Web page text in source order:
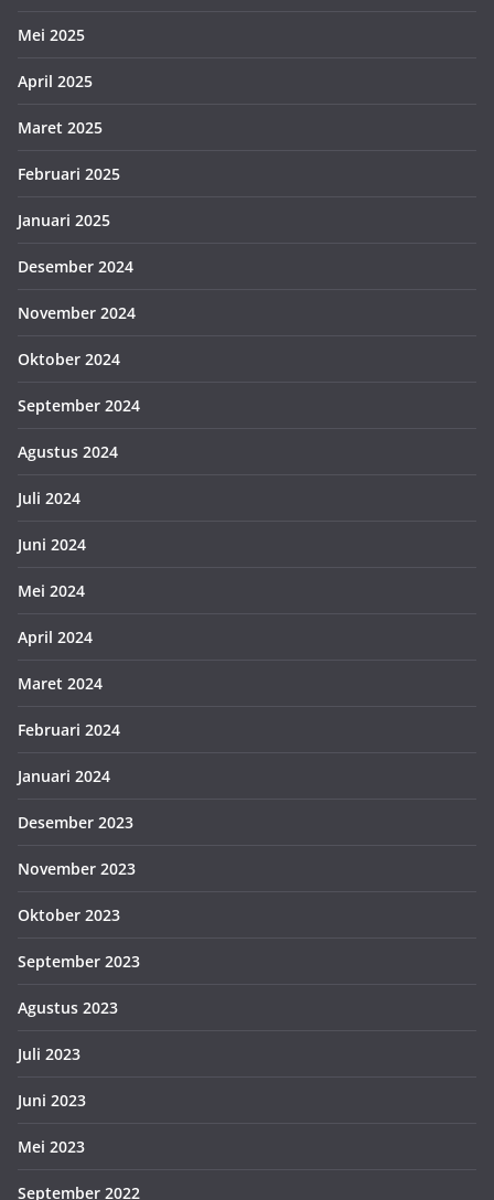
Mei 2025
April 2025
Maret 2025
Februari 2025
Januari 2025
Desember 2024
November 2024
Oktober 2024
September 2024
Agustus 2024
Juli 2024
Juni 2024
Mei 2024
April 2024
Maret 2024
Februari 2024
Januari 2024
Desember 2023
November 2023
Oktober 2023
September 2023
Agustus 2023
Juli 2023
Juni 2023
Mei 2023
September 2022